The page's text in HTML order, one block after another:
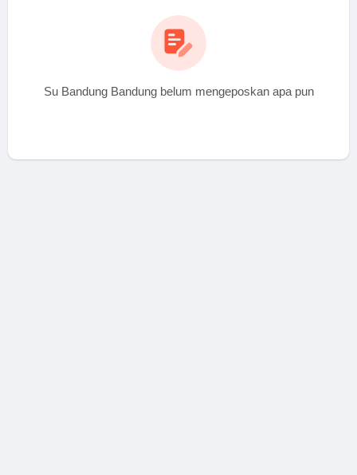
Su Bandung Bandung belum mengeposkan apa pun